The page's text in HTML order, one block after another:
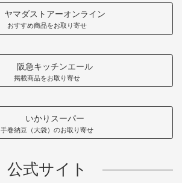
ヤマダストアーオンライン
おすすめ商品をお取り寄せ
阪急キッチンエール
掲載商品をお取り寄せ
いかりスーパー
手巻納豆（大袋）のお取り寄せ
公式サイト